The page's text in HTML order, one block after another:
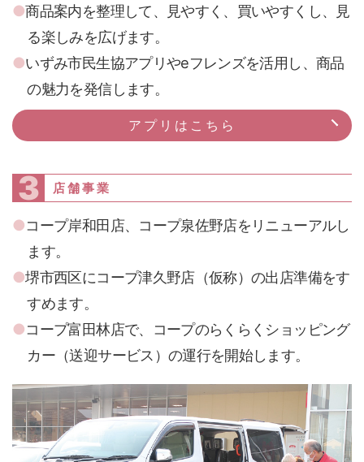
商品案内を整理して、見やすく、買いやすくし、見
る楽しみを広げます。
いずみ市民生協アプリやeフレンズを活用し、商品
の魅力を発信します。
アプリはこちら
3 店舗事業
コープ岸和田店、コープ泉佐野店をリニューアルし
ます。
堺市西区にコープ津久野店（仮称）の出店準備をす
すめます。
コープ富田林店で、コープのらくらくショッピング
カー（送迎サービス）の運行を開始します。